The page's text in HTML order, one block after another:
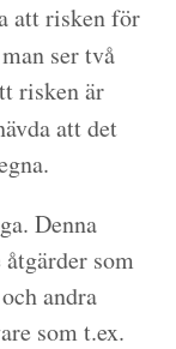
att risken för
ser två
risken är
att det
Denna
som
andra
som t.ex.